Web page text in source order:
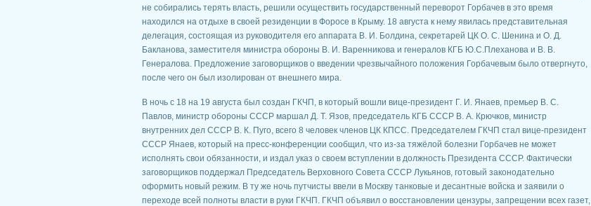
не собирались терять власть, решили осуществить государственный переворот Горбачев в это время
находился на отдыхе в своей резиденции в Форосе в Крыму. 18 августа к нему явилась представительная
делегация, состоящая из руководителя его аппарата В. И. Болдина, секретарей ЦК О. С. Шенина и О. Д.
Бакланова, заместителя министра обороны В. И. Варенникова и генералов КГБ Ю.С.Плеханова и В. В.
Генералова. Предложение заговорщиков о введении чрезвычайного положения Горбачевым было отвергнуто,
после чего он был изолирован от внешнего мира.
В ночь с 18 на 19 августа был создан ГКЧП, в который вошли вице-президент Г. И. Янаев, премьер В. С.
Павлов, министр обороны СССР маршал Д. Т. Язов, председатель КГБ СССР В. А. Крючков, министр
внутренних дел СССР В. К. Пуго, всего 8 человек членов ЦК КПСС. Председателем ГКЧП стал вице-президент
СССР Янаев, который на пресс-конференции сообщил, что из-за тяжёлой болезни Горбачев не может
исполнять свои обязанности, и издал указ о своем вступлении в должность Президента СССР. Фактически
заговорщиков поддержал Председатель Верховного Совета СССР Лукьянов, готовый законодательно
оформить новый режим. В ту же ночь путчисты ввели в Москву танковые и десантные войска и заявили о
переходе всей полноты власти в руки ГКЧП. ГКЧП объявил о восстановлении цензуры, запрещении всех газет,